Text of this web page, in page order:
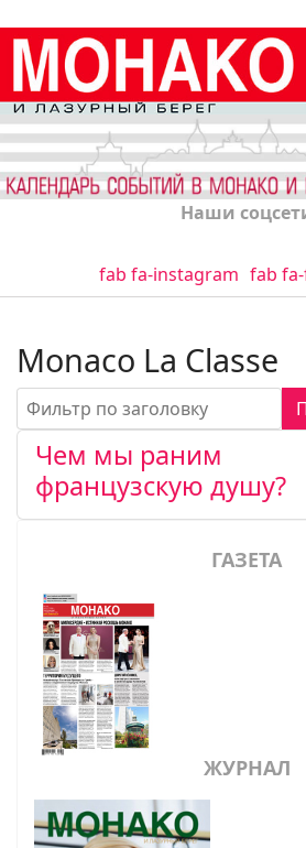
Наши
fab fa-instagram fab
Monaco La Classe
Фильтр по заголовку
Чем мы раним
французскую душу?
ГАЗЕТА
ЖУРНАЛ